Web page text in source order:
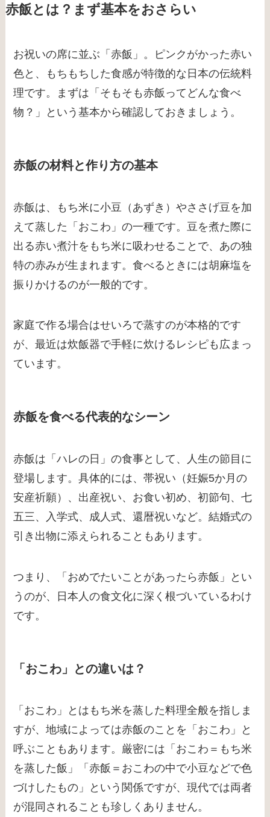
赤飯とは？まず基本をおさらい
お祝いの席に並ぶ「赤飯」。ピンクがかった赤い
色と、もちもちした食感が特徴的な日本の伝統料
理です。まずは「そもそも赤飯ってどんな食べ
物？」という基本から確認しておきましょう。
赤飯の材料と作り方の基本
赤飯は、もち米に小豆（あずき）やささげ豆を加
えて蒸した「おこわ」の一種です。豆を煮た際に
出る赤い煮汁をもち米に吸わせることで、あの独
特の赤みが生まれます。食べるときには胡麻塩を
振りかけるのが一般的です。
家庭で作る場合はせいろで蒸すのが本格的です
が、最近は炊飯器で手軽に炊けるレシピも広まっ
ています。
赤飯を食べる代表的なシーン
赤飯は「ハレの日」の食事として、人生の節目に
登場します。具体的には、帯祝い（妊娠5か月の
安産祈願）、出産祝い、お食い初め、初節句、七
五三、入学式、成人式、還暦祝いなど。結婚式の
引き出物に添えられることもあります。
つまり、「おめでたいことがあったら赤飯」とい
うのが、日本人の食文化に深く根づいているわけ
です。
「おこわ」との違いは？
「おこわ」とはもち米を蒸した料理全般を指しま
すが、地域によっては赤飯のことを「おこわ」と
呼ぶこともあります。厳密には「おこわ＝もち米
を蒸した飯」「赤飯＝おこわの中で小豆などで色
づけしたもの」という関係ですが、現代では両者
が混同されることも珍しくありません。